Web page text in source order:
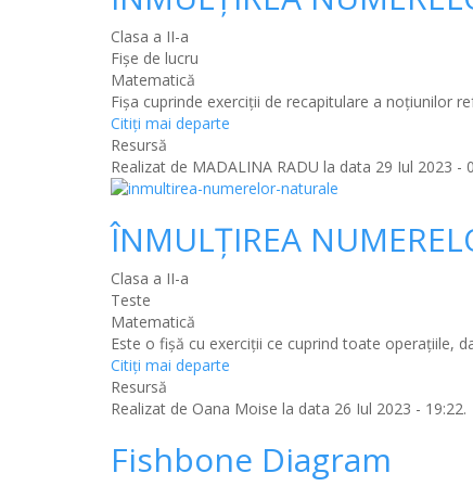
Clasa a II-a
Fișe de lucru
Matematică
Fișa cuprinde exerciții de recapitulare a noțiunilor
Citiţi mai departe
Resursă
Realizat de MADALINA RADU la data 29 Iul 2023 -
ÎNMULȚIREA
Clasa a II-a
Teste
Matematică
Este o fișă cu exerciții ce cuprind toate operațiile,
Citiţi mai departe
Resursă
Realizat de Oana Moise la data 26 Iul 2023 - 19:22.
Fishbone Diagram